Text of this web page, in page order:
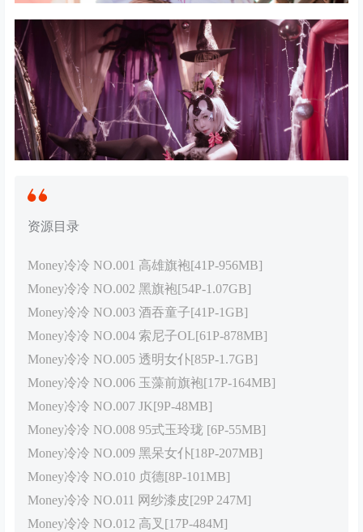
资源目录
Money冷冷 NO.001 高雄旗袍[41P-956MB]
Money冷冷 NO.002 黑旗袍[54P-1.07GB]
Money冷冷 NO.003 酒吞童子[41P-1GB]
Money冷冷 NO.004 索尼子OL[61P-878MB]
Money冷冷 NO.005 透明女仆[85P-1.7GB]
Money冷冷 NO.006 玉藻前旗袍[17P-164MB]
Money冷冷 NO.007 JK[9P-48MB]
Money冷冷 NO.008 95式玉玲珑 [6P-55MB]
Money冷冷 NO.009 黑呆女仆[18P-207MB]
Money冷冷 NO.010 贞德[8P-101MB]
Money冷冷 NO.011 网纱漆皮[29P 247M]
Money冷冷 NO.012 高叉[17P-484M]